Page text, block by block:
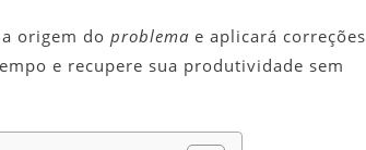
origem do problema e aplicará correções
e recupere sua produtividade sem